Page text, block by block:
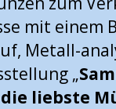
mit einem
Metall-
„
liebste